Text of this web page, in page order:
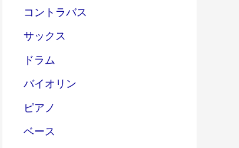
コントラバス
サックス
ドラム
バイオリン
ピアノ
ベース